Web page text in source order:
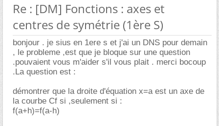
Re : [DM] Fonctions : axes et
centres de symétrie (1ère S)
bonjour . je sius en 1ere s et j'ai un DNS pour demain
, le probleme ,est que je bloque sur une question
.pouvaient vous m'aider s'il vous plait . merci bocoup
.La question est :
démontrer que la droite d'équation x=a est un axe de
la courbe Cf si ,seulement si :
f(a+h)=f(a-h)